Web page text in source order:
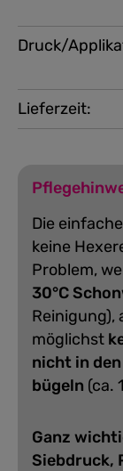
Druck/
Lieferzeit:
Die
keine
Problem,
30°C
Reinigung),
möglichst
nicht in
bügeln (ca.
Ganz
Siebdruck,